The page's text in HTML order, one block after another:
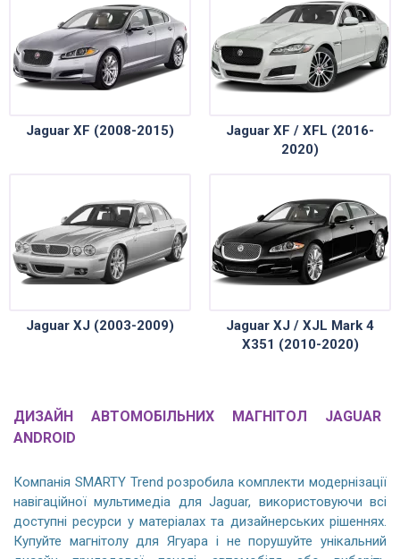
Jaguar XF (2008-2015)
Jaguar XF / XFL (2016-
2020)
Jaguar XJ (2003-2009)
Jaguar XJ / XJL Mark 4
X351 (2010-2020)
ДИЗАЙН АВТОМОБІЛЬНИХ МАГНІТОЛ JAGUAR
ANDROID
Компанія SMARTY Trend розробила комплекти модернізації
навігаційної мультимедіа для Jaguar, використовуючи всі
доступні ресурси у матеріалах та дизайнерських рішеннях.
Купуйте магнітолу для Ягуара і не порушуйте унікальний